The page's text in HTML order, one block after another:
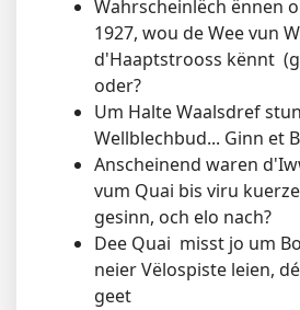
Wahrscheinlëch ënnen
1927, wou de Wee vun
d'Haaptstrooss kënnt
oder?
Um Halte Waalsdref
Wellblechbud... Ginn et
Anscheinend waren
vum Quai bis viru
gesinn, och elo nach?
Dee Quai misst jo um
neier Vëlospiste leien,
geet